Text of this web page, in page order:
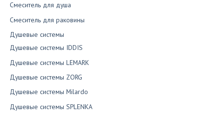
Смеситель для душа
Смеситель для раковины
Душевые системы
Душевые системы IDDIS
Душевые системы LEMARK
Душевые системы ZORG
Душевые системы Milardo
Душевые системы SPLENKA